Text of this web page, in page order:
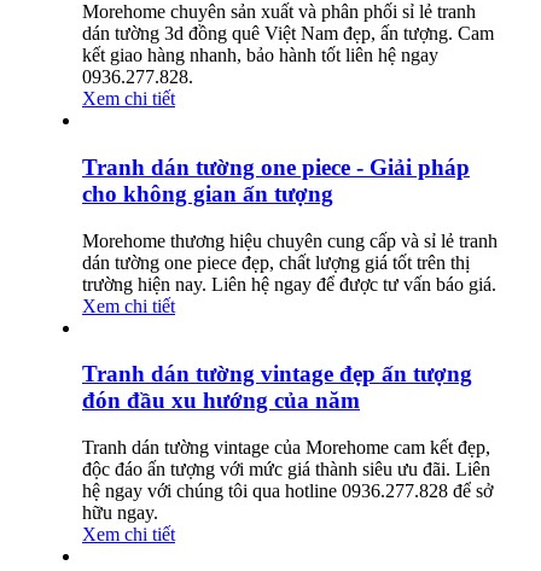
Morehome chuyên sản xuất và phân phối sỉ lẻ tranh
dán tường 3d đồng quê Việt Nam đẹp, ấn tượng. Cam
kết giao hàng nhanh, bảo hành tốt liên hệ ngay
0936.277.828.
Xem chi tiết
Tranh dán tường one piece - Giải pháp
cho không gian ấn tượng
Morehome thương hiệu chuyên cung cấp và sỉ lẻ tranh
dán tường one piece đẹp, chất lượng giá tốt trên thị
trường hiện nay. Liên hệ ngay để được tư vấn báo giá.
Xem chi tiết
Tranh dán tường vintage đẹp ấn tượng
đón đầu xu hướng của năm
Tranh dán tường vintage của Morehome cam kết đẹp,
độc đáo ấn tượng với mức giá thành siêu ưu đãi. Liên
hệ ngay với chúng tôi qua hotline 0936.277.828 để sở
hữu ngay.
Xem chi tiết